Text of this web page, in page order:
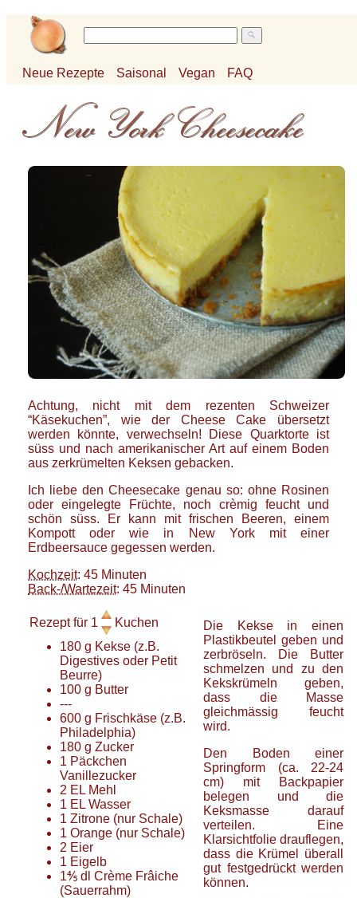
Neue Rezepte Saisonal Vegan FAQ
Achtung, nicht mit dem rezenten Schweizer
“Käsekuchen”, wie der Cheese Cake übersetzt
werden könnte, verwechseln! Diese Quarktorte ist
süss und nach amerikanischer Art auf einem Boden
aus zerkrümelten Keksen gebacken.
Ich liebe den Cheesecake genau so: ohne Rosinen
oder eingelegte Früchte, noch crèmig feucht und
schön süss. Er kann mit frischen Beeren, einem
Kompott oder wie in New York mit einer
Erdbeersauce gegessen werden.
Kochzeit: 45 Minuten
Back-/Wartezeit: 45 Minuten
Rezept für 1
Kuchen
180 g Kekse (z.B.
Digestives oder Petit
Beurre)
100 g Butter
---
600 g Frischkäse (z.B.
Philadelphia)
180 g Zucker
1 Päckchen
Vanillezucker
2 EL Mehl
1 EL Wasser
1 Zitrone (nur Schale)
1 Orange (nur Schale)
2 Eier
1 Eigelb
1⅘ dl Crème Frâiche
(Sauerrahm)
Die Kekse in einen
Plastikbeutel geben und
zerbröseln. Die Butter
schmelzen und zu den
Kekskrümeln geben,
dass die Masse
gleichmässig feucht
wird.
Den Boden einer
Springform (ca. 22-24
cm) mit Backpapier
belegen und die
Keksmasse darauf
verteilen. Eine
Klarsichtfolie drauflegen,
dass die Krümel überall
gut festgedrückt werden
können.